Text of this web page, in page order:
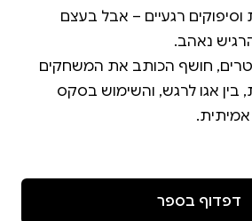
וסיפוקים רגעיים – אבל בעצם
חושף הכותב את המשחקים
בין אגו לרגש, והשימוש בסקס
חזק מבחוץ – אבל רגיש יותר
דפדוף בספר